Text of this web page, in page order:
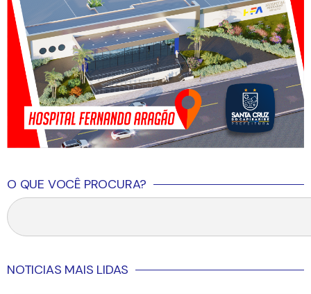
O QUE VOCÊ PROCURA?
NOTICIAS MAIS LIDAS